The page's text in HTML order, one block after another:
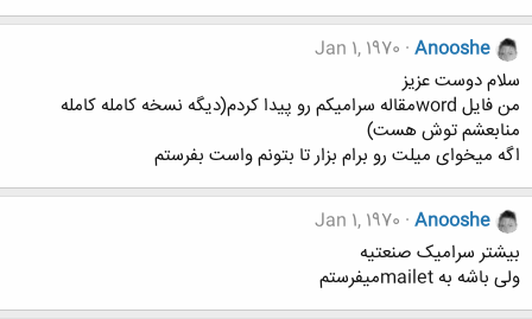
Anooshe
Jan 1, 1970
سلام دوست عزیز
من فایل wordمقاله سرامیکم رو پیدا کردم(دیگه نسخه کامله کامله
منابعشم توش هست)
اگه میخوای میلت رو برام بزار تا بتونم واست بفرستم
Anooshe
Jan 1, 1970
بیشتر سرامیک صنعتیه
ولی باشه به mailetمیفرستم